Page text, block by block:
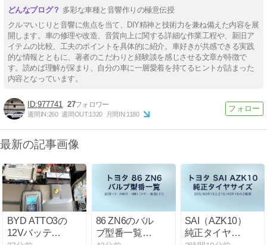
多彩な車種と音響作りの極意伝授
クルマいじりと音響に焦点を当て、DIY精神と技術力を兼ね備えた内容を展
開します。車の修理や改造、音質向上に関する詳細な作業工程や、新旧ア
イテムの比較、工夫のポイントを具体的に紹介。車好きが共感できる実践
的な情報とともに、著者のこだわりと経験談を感じさせる文章が特徴で
す。読めば理解が深まり、自分の車に一層愛着を持てるヒントが詰まった
内容となっています。
977741 27
週間IN:260 週間OUT:1320 月間IN:1180
最新の記事画像
BYD ATTO3の
12Vバッテリ
86 ZN6のバル
ブ型番一覧｜
SAI（AZK10）
純正タイヤサ